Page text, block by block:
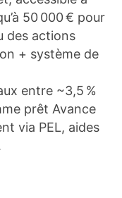
50 000 € pour
des actions
+ système de
entre ~3,5 %
prêt Avance
via PEL, aides